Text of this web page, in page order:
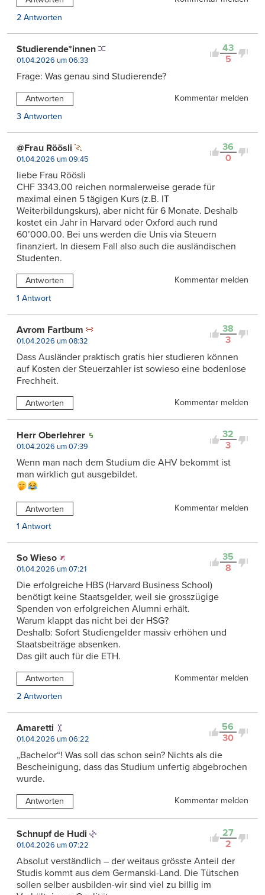
2 Antworten
43
5
Studierende*innen
01.04.2026 um 06:33
Frage: Was genau sind Studierende?
Antworten
Kommentar melden
3 Antworten
36
0
@Frau Röösli
01.04.2026 um 09:45
liebe Frau Röösli
CHF 3343.00 reichen normalerweise gerade für
maximal einen 5 tägigen Kurs (z.B. IT
Weiterbildungskurs), aber nicht für 6 Monate. Deshalb
kostet ein Jahr in Harvard oder Oxford auch rund
60’000.00. Bei uns werden die Unis via Steuern
finanziert. In diesem Fall also auch die ausländischen
Studenten.
Antworten
Kommentar melden
1 Antwort
38
3
Avrom Fartbum
01.04.2026 um 08:32
Dass Ausländer praktisch gratis hier studieren können
auf Kosten der Steuerzahler ist sowieso eine bodenlose
Frechheit.
Antworten Kommentar melden
32
3
Herr Oberlehrer
01.04.2026 um 07:39
Wenn man nach dem Studium die AHV bekommt ist
man wirklich gut ausgebildet.
Antworten
Kommentar melden
1 Antwort
35
8
So Wieso
01.04.2026 um 07:21
Die erfolgreiche HBS (Harvard Business School)
benötigt keine Staatsgelder, weil sie grosszügige
Spenden von erfolgreichen Alumni erhält.
Warum klappt das nicht bei der HSG?
Deshalb: Sofort Studiengelder massiv erhöhen und
Staatsbeiträge absenken.
Das gilt auch für die ETH.
Antworten
Kommentar melden
2 Antworten
56
30
Amaretti
01.04.2026 um 06:22
„Bachelor“! Was soll das schon sein? Nichts als die
Bescheinigung, dass das Studium unfertig abgebrochen
wurde.
Antworten Kommentar melden
27
2
Schnupf de Hudi
01.04.2026 um 07:22
Absolut verständlich – der weitaus grösste Anteil der
Studis kommt aus dem Germanski-Land. Die Tütschen
sollen selber ausbilden-wir sind viel zu billig im